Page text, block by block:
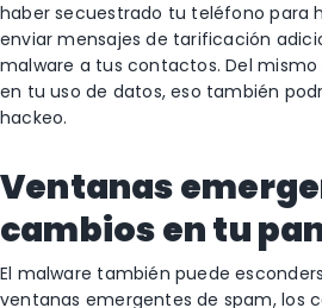
haber secuestrado tu teléfono para
enviar mensajes de tarificación
malware a tus contactos. Del mismo
en tu uso de datos, eso también
hackeo.
Ventanas
cambios en tu
El malware también puede
ventanas emergentes de spam, los